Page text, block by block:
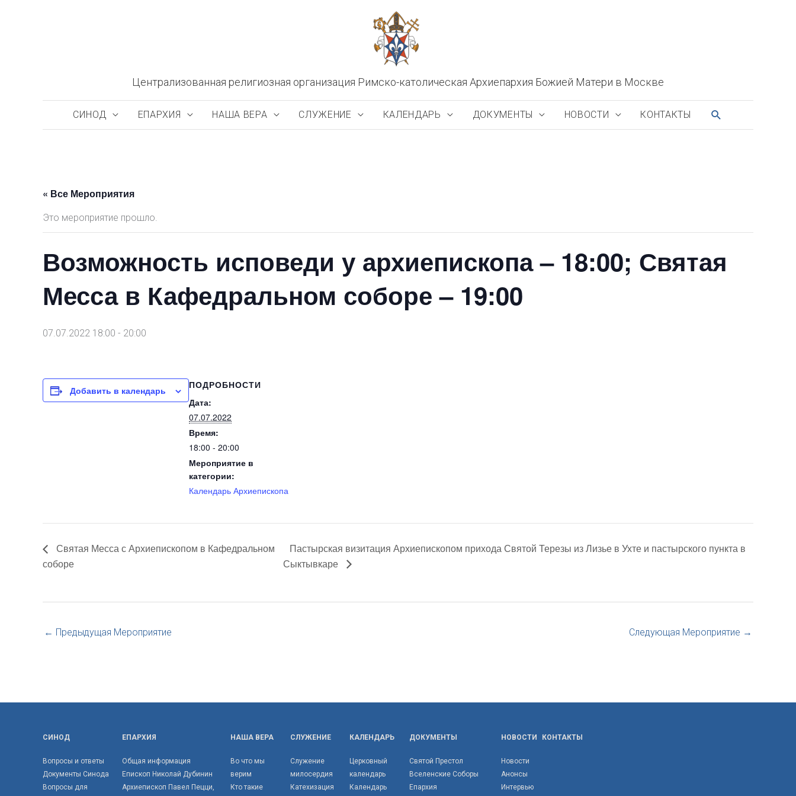
Централизованная религиозная организация Римско-католическая Архиепархия Божией Матери в Москве
СИНОД ЕПАРХИЯ НАША ВЕРА СЛУЖЕНИЕ КАЛЕНДАРЬ ДОКУМЕНТЫ НОВОСТИ КОНТАКТЫ ПОИСК
« Все Мероприятия
Это мероприятие прошло.
Возможность исповеди у архиепископа – 18:00; Святая
Месса в Кафедральном соборе – 19:00
07.07.2022 18:00 - 20:00
Добавить в календарь
ПОДРОБНОСТИ
Дата:
07.07.2022
Время:
18:00 - 20:00
Мероприятие в
категории:
Календарь Архиепископа
Святая Месса с Архиепископом в Кафедральном
соборе
Пастырская визитация Архиепископом прихода Святой Терезы из Лизье в Ухте и пастырского пункта в
Сыктывкаре
← Предыдущая Мероприятие Следующая Мероприятие →
СИНОД
Вопросы и ответы
Документы Синода
Вопросы для
ЕПАРХИЯ
Общая информация
Епископ Николай Дубинин
Архиепископ Павел Пецци,
НАША ВЕРА
Во что мы
верим
Кто такие
СЛУЖЕНИЕ
Служение
милосердия
Катехизация
КАЛЕНДАРЬ
Церковный
календарь
Календарь
ДОКУМЕНТЫ
Святой Престол
Вселенские Соборы
Епархия
НОВОСТИ
Новости
Анонсы
Интервью
КОНТАКТЫ